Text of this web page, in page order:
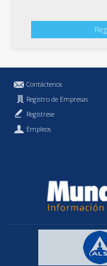
Contáctenos
Registro de Empresas
Regístrese
Empleos
Política de Privacidad
MundoMaritimo.cl es una